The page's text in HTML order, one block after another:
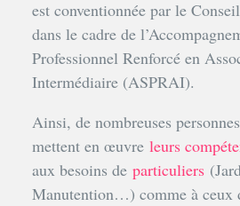
est conventionnée par le
dans le cadre de
Professionnel Renforcé en
Intermédiaire (ASPRAI).
Ainsi, de nombreuses
mettent en œuvreleurs
aux besoins de particuliers
Manutention…) comme à ceux